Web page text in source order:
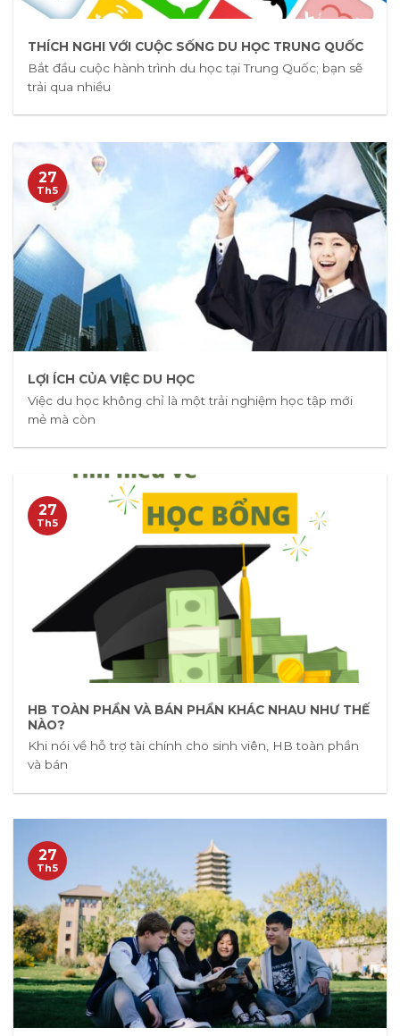
THÍCH NGHI VỚI CUỘC SỐNG DU HỌC TRUNG QUỐC
Bắt đầu cuộc hành trình du học tại Trung Quốc; bạn sẽ
trải qua nhiều
LỢI ÍCH CỦA VIỆC DU HỌC
Việc du học không chỉ là một trải nghiệm học tập mới
mẻ mà còn
27
Th5
HB TOÀN PHẦN VÀ BÁN PHẦN KHÁC NHAU NHƯ THẾ
NÀO?
Khi nói về hỗ trợ tài chính cho sinh viên, HB toàn phần
và bán
27
Th5
27
Th5